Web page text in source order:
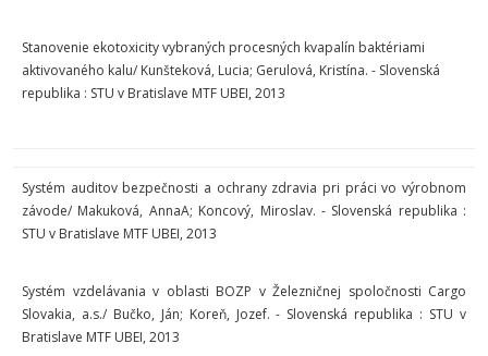
Stanovenie ekotoxicity vybraných procesných kvapalín baktériami
aktivovaného kalu/ Kunšteková, Lucia; Gerulová, Kristína. - Slovenská
republika : STU v Bratislave MTF UBEI, 2013
Systém auditov bezpečnosti a ochrany zdravia pri práci vo výrobnom
závode/ Makuková, AnnaA; Koncový, Miroslav. - Slovenská republika :
STU v Bratislave MTF UBEI, 2013
Systém vzdelávania v oblasti BOZP v Železničnej spoločnosti Cargo
Slovakia, a.s./ Bučko, Ján; Koreň, Jozef. - Slovenská republika : STU v
Bratislave MTF UBEI, 2013